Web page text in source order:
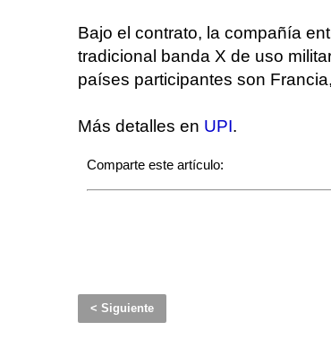
Bajo el contrato, la compañía
tradicional banda X de uso
países participantes son
Más detalles en UPI.
Comparte este artículo:
< Siguiente